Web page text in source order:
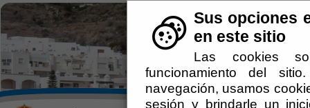
Sus opciones
en este sitio
Las cookies
funcionamiento del
navegación, usamos
sesión y brindarle un